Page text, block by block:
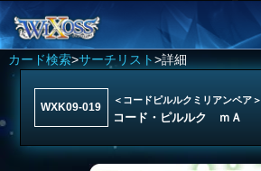
カード検索>サーチリスト>詳細
WXK09-019
＜コードピルルクミリアンペア＞
コード・ピルルク ｍＡ